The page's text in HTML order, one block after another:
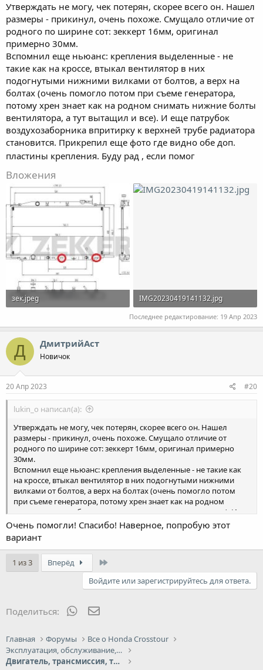
Утверждать не могу, чек потерян, скорее всего он. Нашел
размеры - прикинул, очень похоже. Смущало отличие от
родного по ширине сот: зеккерт 16мм, оригинал
примерно 30мм.
Вспомнил еще ньюанс: крепления выделенные - не
такие как на кроссе, втыкал вентилятор в них
подогнутыми нижними вилками от болтов, а верх на
болтах (очень помогло потом при съеме генератора,
потому хрен знает как на родном снимать нижние болты
вентилятора, а тут вытащил и все). И еще патрубок
воздухозаборника впритирку к верхней трубе радиатора
становится. Прикрепил еще фото где видно обе доп.
пластины крепления. Буду рад , если помог
Вложения
зек.jpeg
IMG20230419141132.jpg
283 KB · Просмотры: 368
Последнее редактирование: 19 Апр 2023
Д ДмитрийАст
Новичок
20 Апр 2023 #20
lukin_o написал(а):
Утверждать не могу, чек потерян, скорее всего он. Нашел
размеры - прикинул, очень похоже. Смущало отличие от
родного по ширине сот: зеккерт 16мм, оригинал примерно
30мм.
Вспомнил еще ньюанс: крепления выделенные - не такие как
на кроссе, втыкал вентилятор в них подогнутыми нижними
вилками от болтов, а верх на болтах (очень помогло потом
при съеме генератора, потому хрен знает как на родном
снимать нижние болты вентилятора, а тут вытащил и все). И
еще патрубок воздухозаборника впритирку к верхней трубе
радиатора становится. Прикрепил еще фото где видно обе доп.
пластины крепления. Буду рад , если помог
Очень помогли! Спасибо! Наверное, попробую этот
вариант
1 из 3 Вперёд
Войдите или зарегистрируйтесь для ответа.
Поделиться: WhatsApp
Главная Форумы
Все о Honda Crosstour
Эксплуатация, обслуживание, ремонт
Двигатель, трансмиссия, топливная система